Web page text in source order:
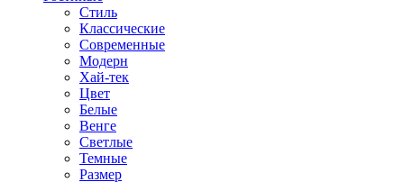
Стиль
Классические
Современные
Модерн
Хай-тек
Цвет
Белые
Венге
Светлые
Темные
Размер